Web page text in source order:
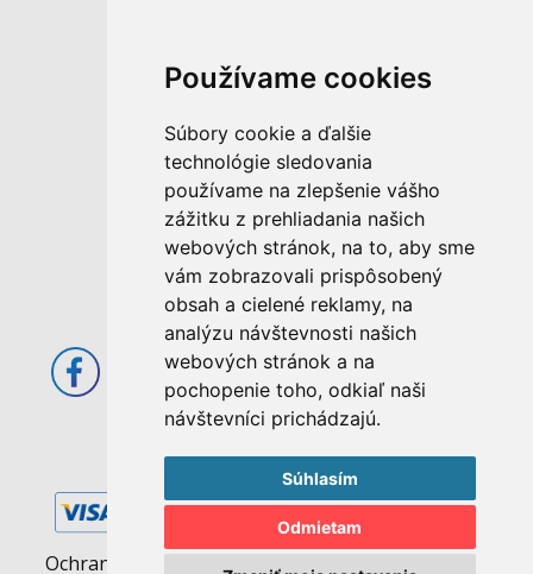
Používame cookies
Súbory cookie a ďalšie
technológie sledovania
používame na zlepšenie vášho
zážitku z prehliadania našich
webových stránok, na to, aby sme
vám zobrazovali prispôsobený
obsah a cielené reklamy, na
analýzu návštevnosti našich
webových stránok a na
pochopenie toho, odkiaľ naši
návštevníci prichádzajú.
Súhlasím
Odmietam
M. Rázusa 4795/34
955 01 Topoľčany
Slovenská republika
E-mail: info@abcom.sk
Tel: +421 38 53 62 611
Otváracie hodiny:
Po - Pia: 08:00 - 17:00
Ochrana osobných údajov | Pravidlá cookies